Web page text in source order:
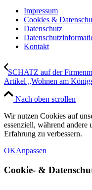
Impressum
Cookies &
Datenschutz
Kontakt
SCHATZ auf der
Artikel „Wohnen am
Nach oben scrollen
Wir nutzen Cookies auf
essenziell, während andere
Erfahrung zu verbessern.
OKAnpassen
Cookie- &